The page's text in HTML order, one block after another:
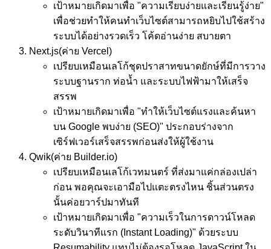
เป้าหมายเกิดมาเพื่อ "ความเรียบง่ายและเรียนรู้ง่าย"
เพื่อช่วยทำให้คนทำเว็บไซต์สามารถหยิบไปใช้สร้าง
ระบบได้อย่างรวดเร็ว โค้ดอ่านง่าย สบายตา
Next.js(ค่าย Vercel)
เปรียบเหมือนเลโก้ชุดปราสาทขนาดยักษ์ที่มีการวาง
ระบบฐานราก ท่อน้ำ และระบบไฟฟ้ามาให้เสร็จ
สรรพ
เป้าหมายเกิดมาเพื่อ "ทำให้เว็บไซต์แรงและค้นหา
บน Google พบง่าย (SEO)" ประกอบร่างจาก
เซิร์ฟเวอร์เสร็จสรรพก่อนส่งให้ผู้ใช้งาน
Qwik(ค่าย Builder.io)
เปรียบเหมือนเลโก้เวทมนตร์ ที่ส่งมาแค่กล่องเปล่า
ก่อน พอคุณจะเอามือไปแตะตรงไหน ชิ้นส่วนตรง
นั้นค่อยวาร์ปมาทันที
เป้าหมายเกิดมาเพื่อ "ความเร็วในการดาวน์โหลด
ระดับวินาทีแรก (Instant Loading)" ด้วยระบบ